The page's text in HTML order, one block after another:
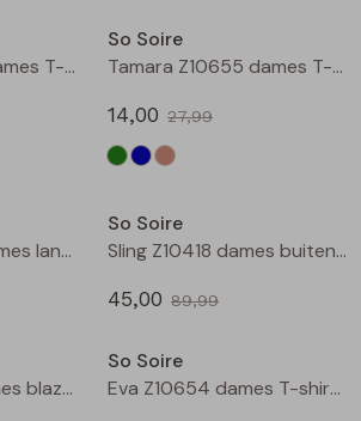
Tamara Z10655 dames T-shirt km Indigo
So Soire
Tamara Z10655 dames T-shirt km Taupe
14,00 27,99
Veraly Z10446 dames lange broek Wit
So Soire
Sling Z10418 dames buiten jack Groen mos
45,00 89,99
Andy Z10448 dames blazer/jasje Ecru
So Soire
Eva Z10654 dames T-shirt km Army